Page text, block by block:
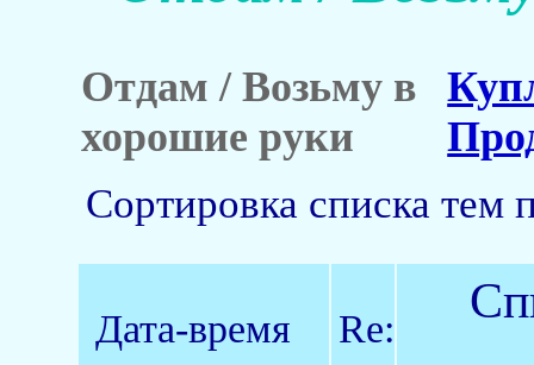
Отдам / Возьму в
хорошие руки
Сортировка списка тем
Дата-время Re: